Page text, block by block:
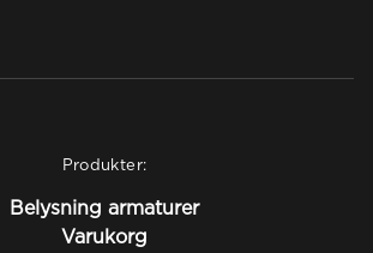
Produkter:
Belysning armaturer
Varukorg